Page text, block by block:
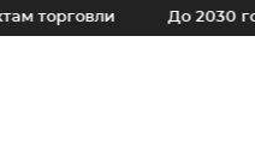
До 2030 года в